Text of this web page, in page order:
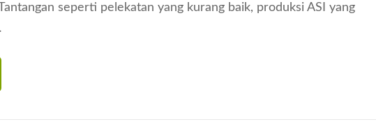
seperti pelekatan yang kurang baik, produksi ASI yang